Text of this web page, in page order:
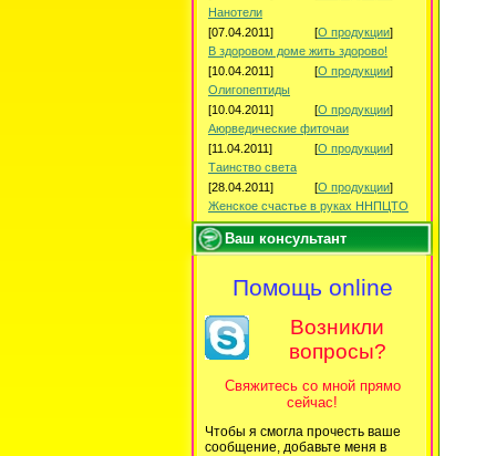
Нанотели
[07.04.2011]
[О продукции]
В здоровом доме жить здорово!
[10.04.2011]
[О продукции]
Олигопептиды
[10.04.2011]
[О продукции]
Аюрведические фиточаи
[11.04.2011]
[О продукции]
Таинство света
[28.04.2011]
[О продукции]
Женское счастье в руках ННПЦТО
Ваш консультант
Помощь online
Возникли
вопросы?
Свяжитесь со мной прямо
сейчас!
Чтобы я смогла прочесть ваше
сообщение, добавьте меня в